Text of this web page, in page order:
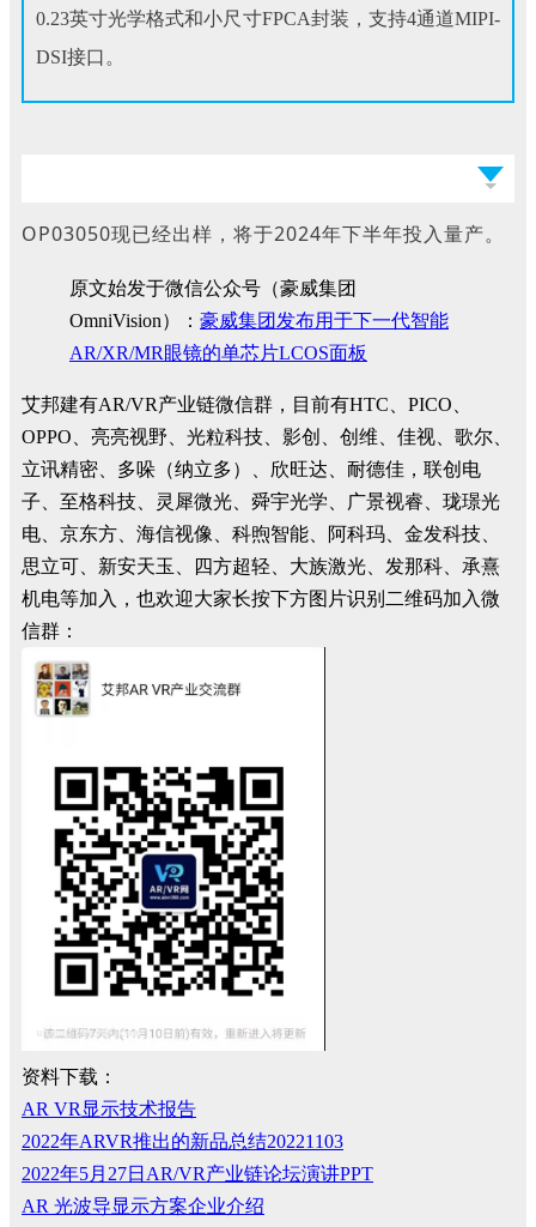
0.23英寸光学格式和小尺寸FPCA封装，支持4通道MIPI-
DSI接口。
OP03050现已经出样，将于2024年下半年投入量产。
原文始发于微信公众号（豪威集团
OmniVision）： 豪威集团发布用于下一代智能
AR/XR/MR眼镜的单芯片LCOS面板
艾邦建有AR/VR产业链微信群，目前有HTC、PICO、
OPPO、亮亮视野、光粒科技、影创、创维、佳视、歌尔、
立讯精密、多哚（纳立多）、欣旺达、耐德佳，联创电
子、至格科技、灵犀微光、舜宇光学、广景视睿、珑璟光
电、京东方、海信视像、科煦智能、阿科玛、金发科技、
思立可、新安天玉、四方超轻、大族激光、发那科、承熹
机电等加入，也欢迎大家长按下方图片识别二维码加入微
信群：
资料下载：
AR VR显示技术报告
2022年ARVR推出的新品总结20221103
2022年5月27日AR/VR产业链论坛演讲PPT
AR 光波导显示方案企业介绍